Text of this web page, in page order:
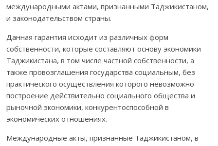
международными актами, признанными Таджикистаном,
и законодате­льством страны.
Данная гарантия исходит из различных форм
собственности, которые составляют основу экономики
Таджикистана, в том числе частной собственности, а
также провозглашения государства социаль­ным, без
практического осуществления которого невозможно
построение действительно социального общества и
рыночной экономики, конку­рен­­тоспособной в
экономических отношениях.
Международные акты, признанные Таджикистаном, в